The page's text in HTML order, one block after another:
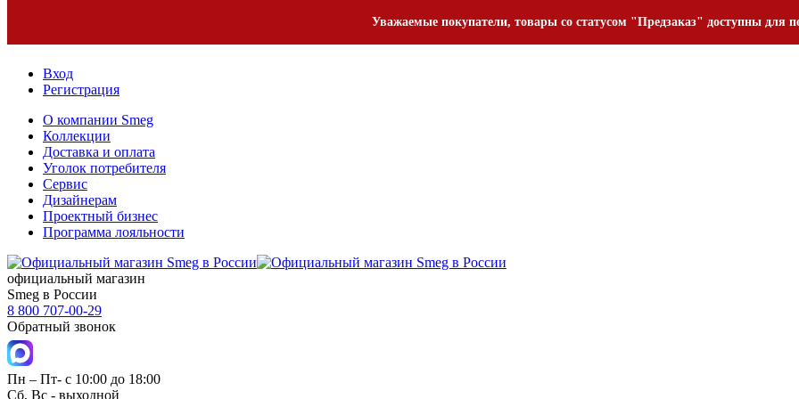
Уважаемые покупатели, товары со статусом "Предзаказ" доступны для
Вход
Регистрация
О компании Smeg
Коллекции
Доставка и оплата
Уголок потребителя
Сервис
Дизайнерам
Проектный бизнес
Программа лояльности
официальный магазин
Smeg в России
8 800 707-00-29
Обратный звонок
Пн – Пт- с 10:00 до 18:00
Сб, Вс - выходной